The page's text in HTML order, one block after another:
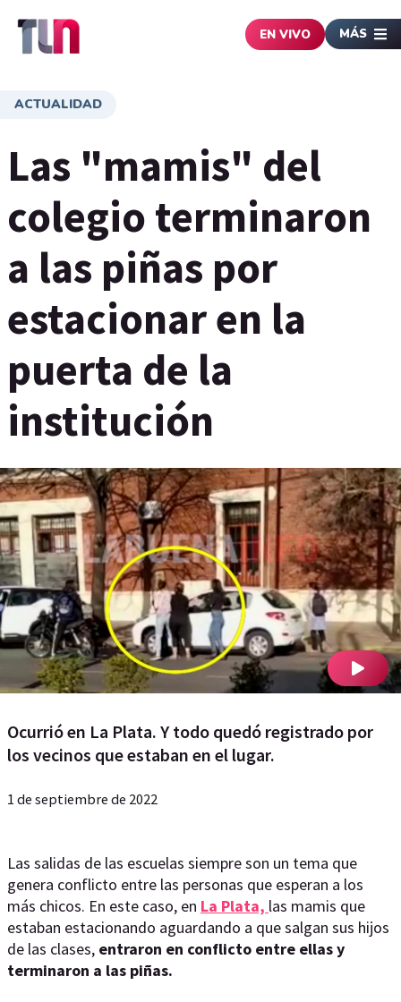
EN VIVO MÁS
ACTUALIDAD
Las "mamis" del
colegio terminaron
a las piñas por
estacionar en la
puerta de la
institución
Ocurrió en La Plata. Y todo quedó registrado por
los vecinos que estaban en el lugar.
1 de septiembre de 2022
Las salidas de las escuelas siempre son un tema que
genera conflicto entre las personas que esperan a los
más chicos. En este caso, en La Plata, las mamis que
estaban estacionando aguardando a que salgan sus hijos
de las clases, entraron en conflicto entre ellas y
terminaron a las piñas.